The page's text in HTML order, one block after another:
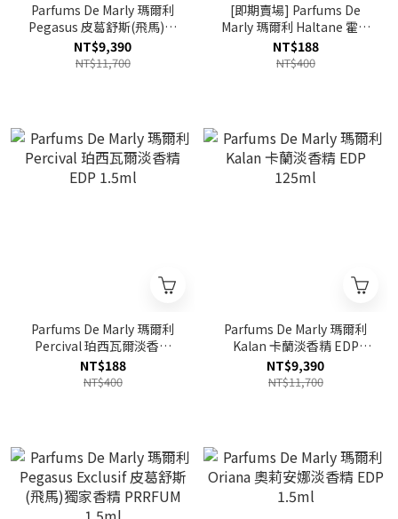
Parfums De Marly 瑪爾利
Pegasus 皮葛舒斯(飛馬)淡
香精 EDP 125ml
NT$9,390
NT$11,700
[即期賣場] Parfums De
Marly 瑪爾利 Haltane 霍爾
坦淡香精 EDP 1.5ml 效期至
2027.01
NT$188
NT$400
Parfums De Marly 瑪爾利
Percival 珀西瓦爾淡香精
EDP 1.5ml
NT$188
NT$400
Parfums De Marly 瑪爾利
Kalan 卡蘭淡香精 EDP
125ml
NT$9,390
NT$11,700